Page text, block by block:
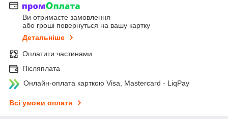
Ви отримаєте замовлення
або гроші повернуться на вашу картку
Детальніше
Оплатити частинами
Післяплата
Онлайн-оплата карткою Visa, Mastercard - LiqPay
Всі умови оплати